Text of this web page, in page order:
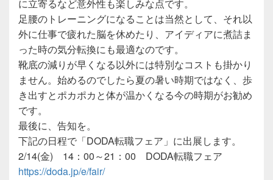
に立寄るなど意外性も楽しみな点です。
足腰のトレーニングになることは当然として、それ以
外に仕事で疲れた脳を休めたり、アイディアに煮詰ま
った時の気分転換にも最適なのです。
靴底の減りが早くなる以外には特別なコストも掛かり
ません。始めるのでしたら夏の暑い時期ではなく、歩
き出すとポカポカと体が温かくなる今の時期がお勧め
です。
最後に、告知を。
下記の日程で「DODA転職フェア」に出展します。
2/14(金) 14：00～21：00 DODA転職フェア
https://doda.jp/e/fair/